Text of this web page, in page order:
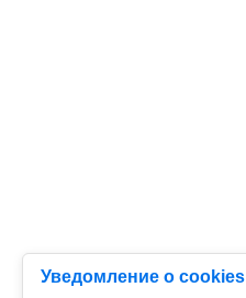
Уведомление о cookies